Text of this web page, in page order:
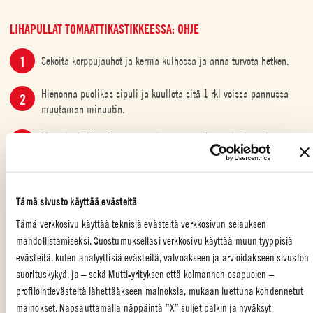
Tämä sivusto käyttää evästeitä
Tämä verkkosivu käyttää teknisiä evästeitä verkkosivun selauksen
mahdollistamiseksi. Suostumuksellasi verkkosivu käyttää muun tyyppisiä
evästeitä, kuten analyyttisiä evästeitä, valvoakseen ja arvioidakseen sivuston
suorituskykyä, ja – sekä Mutti-yrityksen että kolmannen osapuolen –
profilointievästeitä lähettääkseen mainoksia, mukaan luettuna kohdennetut
mainokset. Napsauttamalla näppäintä ”X” suljet palkin ja hyväksyt
LIHAPULLAT TOMAATTIKASTIKKEESSA: OHJE
Sekoita korppujauhot ja kerma kulhossa ja anna turvota hetken.
Hienonna puolikas sipuli ja kuullota sitä 1 rkl voissa pannussa
muutaman minuutin.
Lisää jauheliha, kananmuna ja mausteet korppujauhoseokseen.
Sekoita hyvin ja lisää sipulit. Sekoita ja pyörittele lihapulliksi.
minuutin joka puolelta, kunnes pinta on kauniin ruskea. Nostele
lihapullat lautaselle odottamaan.
Voit käyttää samaa pannua ja valmistaa tomaattikastikkeen.
Hienonna puolikas sipuli ja valkosipulinkynnet ja kuullota ne
pannulla.
Lisää Mutti Paseerattu tomaatti ja mausta chili- ja